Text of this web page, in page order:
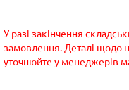
У разі закінчення
замовлення. Деталі щодо
уточнюйте у менеджерів